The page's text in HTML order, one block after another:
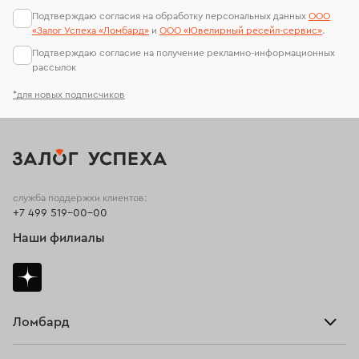
Подвески из желтого золота Подвески с фианитом
Подвески из белого золота с топазом
*для новых подписчиков
Подтверждаю согласия на обработку персональных данных ООО
«Залог Успеха «Ломбард» и ООО «Ювелирный ресейл-сервиc».
Подтверждаю согласие на получение рекламно-информационных
рассылок
Ломбард
служба поддержки клиентов:
+7 499 519-00-00
Наши филиалы